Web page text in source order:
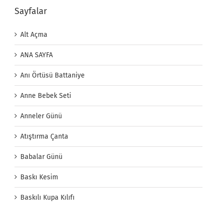
Sayfalar
Alt Açma
ANA SAYFA
Anı Örtüsü Battaniye
Anne Bebek Seti
Anneler Günü
Atıştırma Çanta
Babalar Günü
Baskı Kesim
Baskılı Kupa Kılıfı